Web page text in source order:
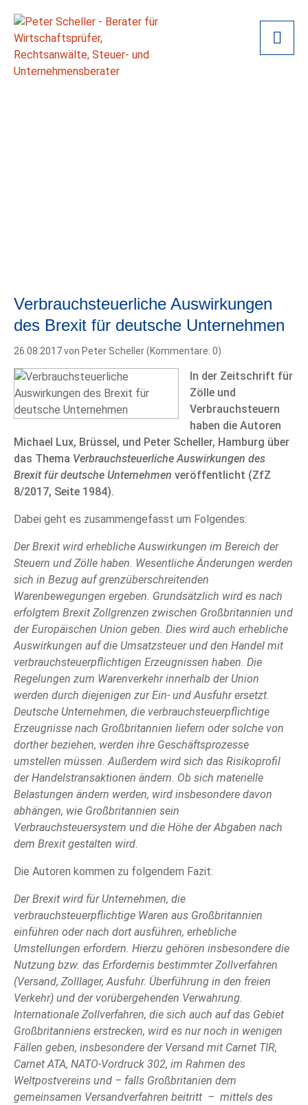
Verbrauchsteuerliche Auswirkungen
des Brexit für deutsche Unternehmen
26.08.2017von Peter Scheller (Kommentare: 0)
In der Zeitschrift für
Zölle und
Verbrauchsteuern
haben die Autoren
Michael Lux, Brüssel, und Peter Scheller, Hamburg über
das Thema Verbrauchsteuerliche Auswirkungen des
Brexit für deutsche Unternehmen veröffentlicht (ZfZ
8/2017, Seite 1984).
Dabei geht es zusammengefasst um Folgendes:
Der Brexit wird erhebliche Auswirkungen im Bereich der
Steuern und Zölle haben. Wesentliche Änderungen werden
sich in Bezug auf grenzüberschreitenden
Warenbewegungen ergeben. Grundsätzlich wird es nach
erfolgtem Brexit Zollgrenzen zwischen Großbritannien und
der Europäischen Union geben. Dies wird auch erhebliche
Auswirkungen auf die Umsatzsteuer und den Handel mit
verbrauchsteuerpflichtigen Erzeugnissen haben. Die
Regelungen zum Warenverkehr innerhalb der Union
werden durch diejenigen zur Ein- und Ausfuhr ersetzt.
Deutsche Unternehmen, die verbrauchsteuerpflichtige
Erzeugnisse nach Großbritannien liefern oder solche von
dorther beziehen, werden ihre Geschäftsprozesse
umstellen müssen. Außerdem wird sich das Risikoprofil
der Handelstransaktionen ändern. Ob sich materielle
Belastungen ändern werden, wird insbesondere davon
abhängen, wie Großbritannien sein
Verbrauchsteuersystem und die Höhe der Abgaben nach
dem Brexit gestalten wird.
Die Autoren kommen zu folgendem Fazit:
Der Brexit wird für Unternehmen, die
verbrauchsteuerpflichtige Waren aus Großbritannien
einführen oder nach dort ausführen, erhebliche
Umstellungen erfordern. Hierzu gehören insbesondere die
Nutzung bzw. das Erfordernis bestimmter Zollverfahren
(Versand, Zolllager, Ausfuhr. Überführung in den freien
Verkehr) und der vorübergehenden Verwahrung.
Internationale Zollverfahren, die sich auch auf das Gebiet
Großbritanniens erstrecken, wird es nur noch in wenigen
Fällen geben, insbesondere der Versand mit Carnet TIR,
Carnet ATA, NATO-Vordruck 302, im Rahmen des
Weltpostvereins und – falls Großbritanien dem
gemeinsamen Versandverfahren beitritt – mittels des